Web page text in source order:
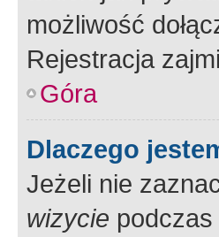
możliwość
Rejestracja
Góra
Dlaczego
Jeżeli nie
wizycie